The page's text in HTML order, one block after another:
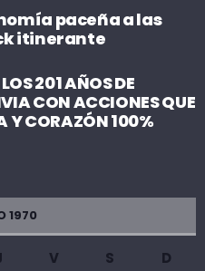
paceña a las
itinerante
201 AÑOS DE
CON ACCIONES QUE
Y CORAZÓN 100%
1970
V S
D